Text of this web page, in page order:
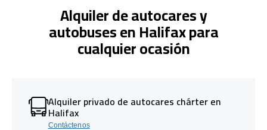
Alquiler de autocares y
autobuses en Halifax para
cualquier ocasión
Alquiler privado de autocares chárter en
Halifax
Contáctenos